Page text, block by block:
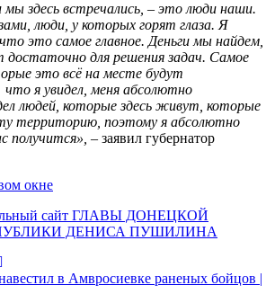
здесь встречались, – это люди наши.
люди, у которых горят глаза. Я
это самое главное. Деньги мы найдем,
достаточно для решения задач. Самое
это всё на месте будут
я увидел, меня абсолютно
людей, которые здесь живут, которые
территорию, поэтому я абсолютно
получится», – заявил губернатор
окне
сайт ГЛАВЫ ДОНЕЦКОЙ
ДЕНИСА ПУШИЛИНА
в Амвросиевке раненых бойцов |